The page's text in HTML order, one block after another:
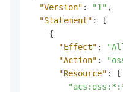
"Version" : "1" ,
"Statement" :
[
{
"Effect" :
"Action" :
"Resource" :
[